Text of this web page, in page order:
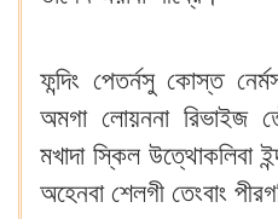
ফন্দিং পেতর্নসু কোস্ত
অমগা লোয়ননা রিভাইজ
মখাদা স্কিল উত্থোকলিবা
অহেনবা শেলগী তেংবাং